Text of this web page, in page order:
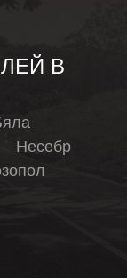
В
Несебр